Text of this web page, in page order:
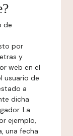
de
por
y
web en el
usuario de
a
dicha
La
ejemplo,
una fecha